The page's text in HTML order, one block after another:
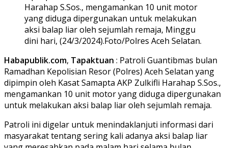
Harahap S.Sos., mengamankan 10 unit motor
yang diduga dipergunakan untuk melakukan
aksi balap liar oleh sejumlah remaja, Minggu
dini hari, (24/3/2024).Foto/Polres Aceh Selatan.
Habapublik.com, Tapaktuan : Patroli Guantibmas bulan
Ramadhan Kepolisian Resor (Polres) Aceh Selatan yang
dipimpin oleh Kasat Samapta AKP Zulkifli Harahap S.Sos.,
mengamankan 10 unit motor yang diduga dipergunakan
untuk melakukan aksi balap liar oleh sejumlah remaja.
Patroli ini digelar untuk menindaklanjuti informasi dari
masyarakat tentang sering kali adanya aksi balap liar